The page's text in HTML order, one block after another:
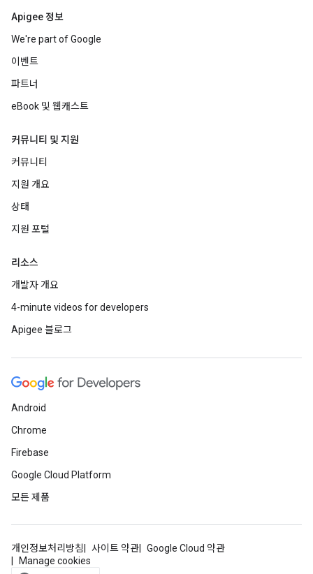
Apigee 정보
We're part of Google
이벤트
파트너
eBook 및 웹캐스트
커뮤니티 및 지원
커뮤니티
지원 개요
상태
지원 포털
리소스
개발자 개요
4-minute videos for developers
Apigee 블로그
Android
Chrome
Firebase
Google Cloud Platform
모든 제품
개인정보처리방침 사이트 약관
Google Cloud 약관
Manage cookies